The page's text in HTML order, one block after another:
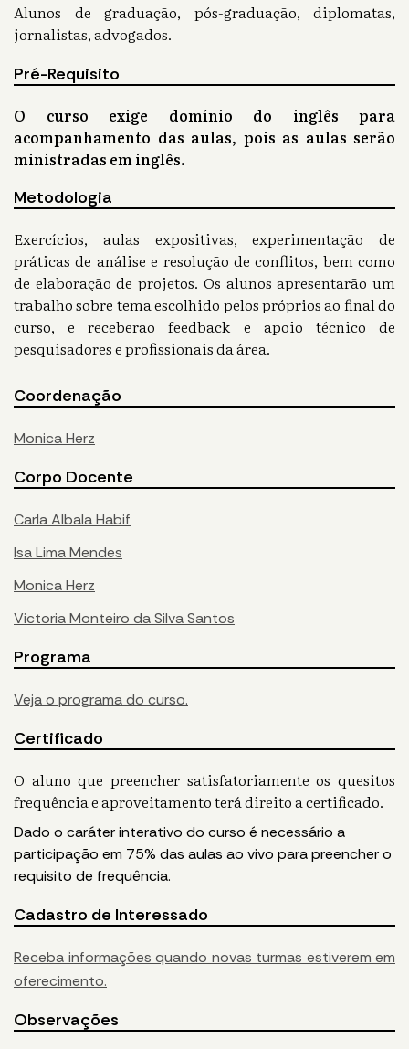
Alunos de graduação, pós-graduação, diplomatas,
jornalistas, advogados.
Pré-Requisito
O curso exige domínio do inglês para
acompanhamento das aulas, pois as aulas serão
ministradas em inglês.
Metodologia
Exercícios, aulas expositivas, experimentação de
práticas de análise e resolução de conflitos, bem como
de elaboração de projetos. Os alunos apresentarão um
trabalho sobre tema escolhido pelos próprios ao final do
curso, e receberão feedback e apoio técnico de
pesquisadores e profissionais da área.
Coordenação
Monica Herz
Corpo Docente
Carla Albala Habif
Isa Lima Mendes
Monica Herz
Victoria Monteiro da Silva Santos
Programa
Veja o programa do curso.
Certificado
O aluno que preencher satisfatoriamente os quesitos
frequência e aproveitamento terá direito a certificado.
Dado o caráter interativo do curso é necessário a
participação em 75% das aulas ao vivo para preencher o
requisito de frequência.
Cadastro de Interessado
Receba informações quando novas turmas estiverem em
oferecimento.
Observações